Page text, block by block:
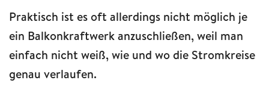
Praktisch ist es oft allerdings nicht möglich je
ein Balkonkraftwerk anzuschließen, weil man
einfach nicht weiß, wie und wo die Stromkreise
genau verlaufen.